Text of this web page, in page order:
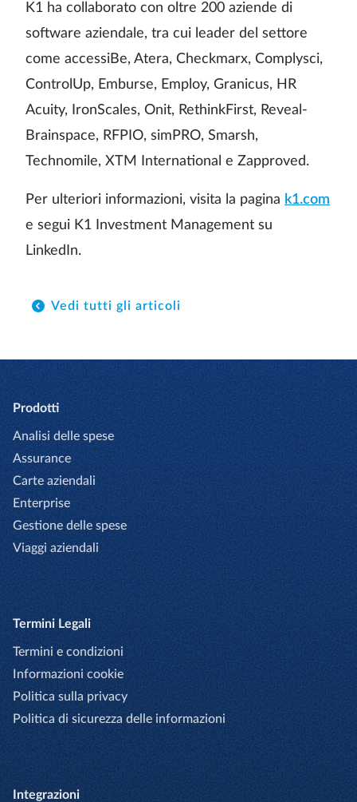
K1 ha collaborato con oltre 200 aziende di
software aziendale, tra cui leader del settore
come accessiBe, Atera, Checkmarx, Complysci,
ControlUp, Emburse, Employ, Granicus, HR
Acuity, IronScales, Onit, RethinkFirst, Reveal-
Brainspace, RFPIO, simPRO, Smarsh,
Technomile, XTM International e Zapproved.
Per ulteriori informazioni, visita la pagina k1.com
e segui K1 Investment Management su
LinkedIn.
Vedi tutti gli articoli
Prodotti
Analisi delle spese
Assurance
Carte aziendali
Enterprise
Gestione delle spese
Viaggi aziendali
Termini Legali
Termini e condizioni
Informazioni cookie
Politica sulla privacy
Politica di sicurezza delle informazioni
Integrazioni